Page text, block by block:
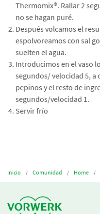
Thermomix®. Rallar 2
no se hagan puré.
Después volcamos el
espolvoreamos con sal
suelten el agua.
Introducimos en el vaso
segundos/ velocidad 5,
pepinos y el resto de
segundos/velocidad 1.
Servir frío
Inicio Comunidad Home